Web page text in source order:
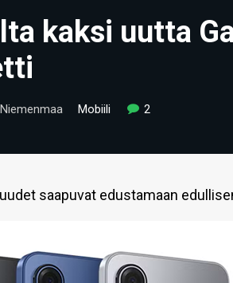
kaksi uutta
Mobiili 2
saapuvat edustamaan